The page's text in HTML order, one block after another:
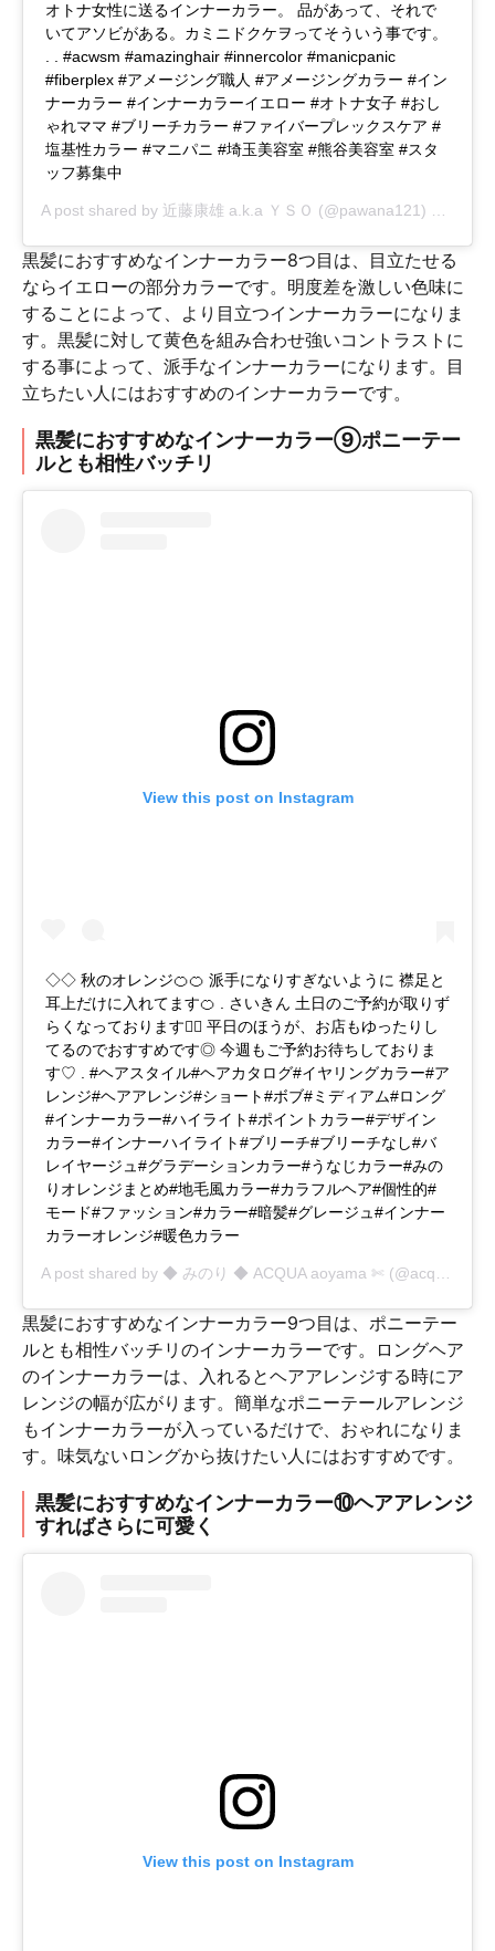
オトナ女性に送るインナーカラー。 品があって、それで
いてアソビがある。カミニドクケヲってそういう事です。
. . #acwsm #amazinghair #innercolor #manicpanic
#fiberplex #アメージング職人 #アメージングカラー #イン
ナーカラー #インナーカラーイエロー #オトナ女子 #おし
ゃれママ #ブリーチカラー #ファイバープレックスケア #
塩基性カラー #マニパニ #埼玉美容室 #熊谷美容室 #スタ
ッフ募集中
A post shared by 近藤康雄 a.k.a ＹＳＯ (@pawana121) on
黒髪におすすめなインナーカラー8つ目は、目立たせる
ならイエローの部分カラーです。明度差を激しい色味に
することによって、より目立つインナーカラーになりま
す。黒髪に対して黄色を組み合わせ強いコントラストに
する事によって、派手なインナーカラーになります。目
立ちたい人にはおすすめのインナーカラーです。
黒髪におすすめなインナーカラー⑨ポニーテー
ルとも相性バッチリ
View this post on Instagram
◇◇ 秋のオレンジ🍊🍊 派手になりすぎないように 襟足と
耳上だけに入れてます🍊 . さいきん 土日のご予約が取りず
らくなっております🙇‍♀️ 平日のほうが、お店もゆったりし
てるのでおすすめです◎ 今週もご予約お待ちしておりま
す♡ . #ヘアスタイル#ヘアカタログ#イヤリングカラー#ア
レンジ#ヘアアレンジ#ショート#ボブ#ミディアム#ロング
#インナーカラー#ハイライト#ポイントカラー#デザイン
カラー#インナーハイライト#ブリーチ#ブリーチなし#バ
レイヤージュ#グラデーションカラー#うなじカラー#みの
りオレンジまとめ#地毛風カラー#カラフルヘア#個性的#
モード#ファッション#カラー#暗髪#グレージュ#インナー
カラーオレンジ#暖色カラー
A post shared by ◆ みのり ◆ ACQUA aoyama ✄ (@acqua.minori) on
黒髪におすすめなインナーカラー9つ目は、ポニーテー
ルとも相性バッチリのインナーカラーです。ロングヘア
のインナーカラーは、入れるとヘアアレンジする時にア
レンジの幅が広がります。簡単なポニーテールアレンジ
もインナーカラーが入っているだけで、おゃれになりま
す。味気ないロングから抜けたい人にはおすすめです。
黒髪におすすめなインナーカラー⑩ヘアアレンジ
すればさらに可愛く
View this post on Instagram